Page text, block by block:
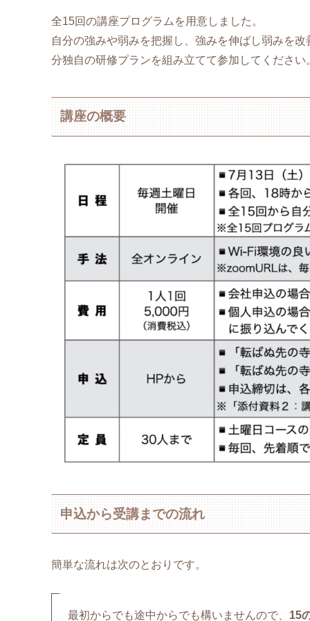
全15回の講座プログラムを用意しました。
自分の強みや弱みを把握し、強みを伸ばし弱みを
分独自の研修プランを組み立てて参加してください
講座の概要
申込から受講までの流れ
簡単な流れは次のとおりです。
最初からでも途中からでも構いませんので、 15